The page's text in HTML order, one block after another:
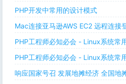
PHP开发中常用的设计模式
Mac连接亚马逊AWS EC2 远程连
PHP工程师必知必会 - Linux系统常
PHP工程师必知必会 - Linux系统常
响应国家号召 发展地摊经济 全国地